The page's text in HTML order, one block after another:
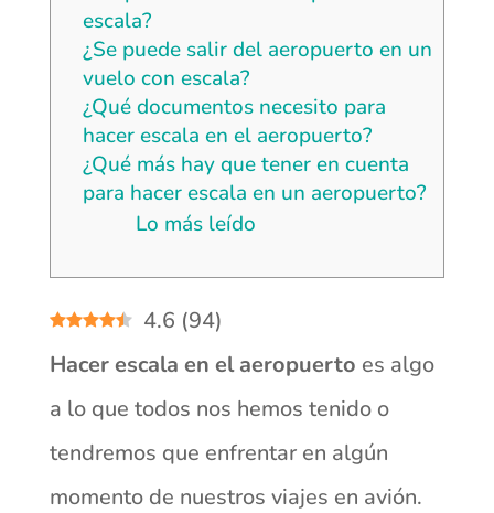
escala?
¿Se puede salir del aeropuerto en un
vuelo con escala?
¿Qué documentos necesito para
hacer escala en el aeropuerto?
¿Qué más hay que tener en cuenta
para hacer escala en un aeropuerto?
Lo más leído
4.6 (94)
Hacer escala en el aeropuerto es algo
a lo que todos nos hemos tenido o
tendremos que enfrentar en algún
momento de nuestros viajes en avión.